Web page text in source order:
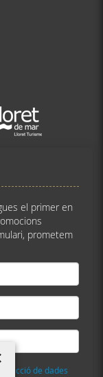
el primer en
prometem
de dades